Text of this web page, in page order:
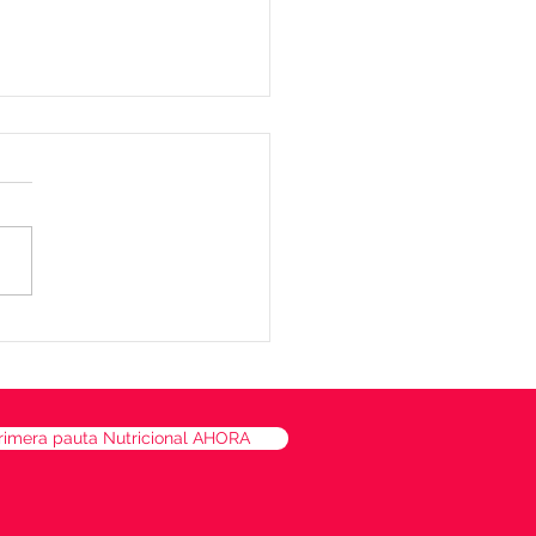
pauta Nutricional AHORA